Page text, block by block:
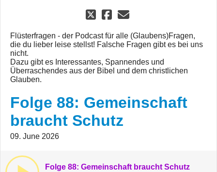
Flüsterfragen - der Podcast für alle (Glaubens)Fragen,
die du lieber leise stellst! Falsche Fragen gibt es bei uns
nicht.
Dazu gibt es Interessantes, Spannendes und
Überraschendes aus der Bibel und dem christlichen
Glauben.
Folge 88: Gemeinschaft
braucht Schutz
09. June 2026
Folge 88: Gemeinschaft braucht Schutz